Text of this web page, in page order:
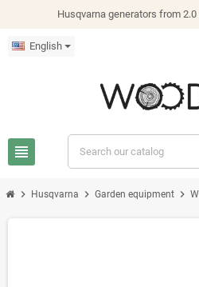
Husqvarna generators from
English
view_headline
chevron_right Husqvarna chevron_right Garden equipment chevron_right